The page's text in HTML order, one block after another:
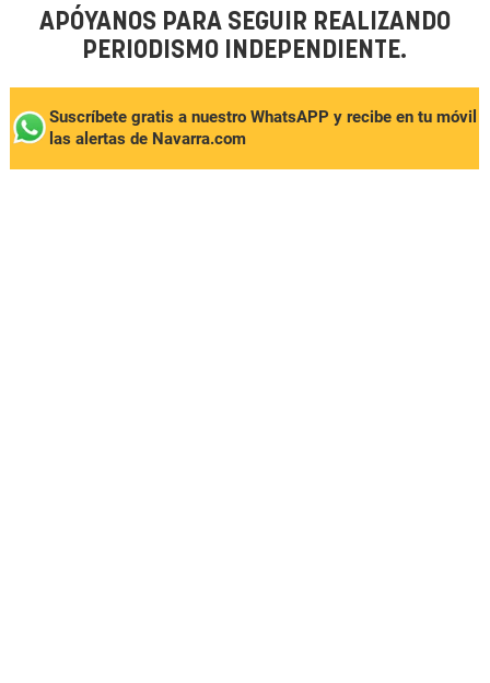
APÓYANOS PARA SEGUIR REALIZANDO
PERIODISMO INDEPENDIENTE.
Suscríbete gratis a nuestro WhatsAPP y recibe en tu móvil
las alertas de Navarra.com